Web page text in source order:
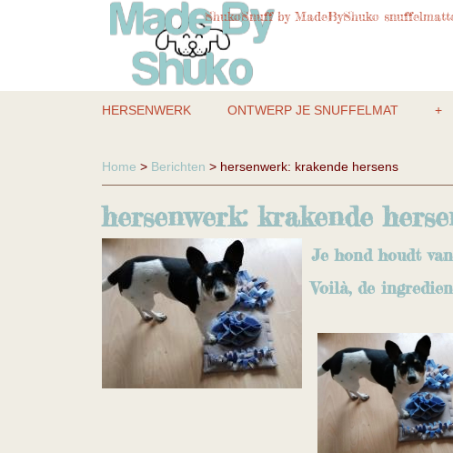
ShukoSnuff by MadeByShuko
HERSENWERK ONTWERP JE SNUFFELMAT +
Home > Berichten > hersenwerk: krakende hersens
hersenwerk: krakende
Je hond houdt
Voilà, de